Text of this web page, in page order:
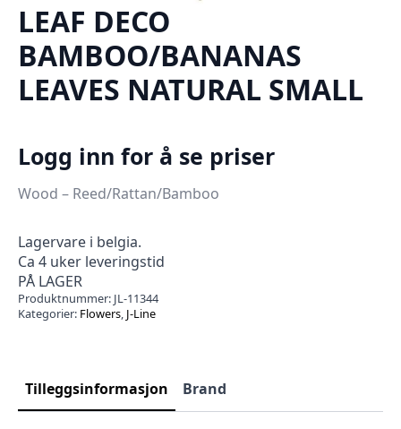
LEAF DECO
BAMBOO/BANANAS
LEAVES NATURAL SMALL
Logg inn for å se priser
Wood – Reed/Rattan/Bamboo
Lagervare i belgia.
Ca 4 uker leveringstid
PÅ LAGER
Produktnummer: JL-11344
Kategorier: Flowers, J-Line
Tilleggsinformasjon Brand